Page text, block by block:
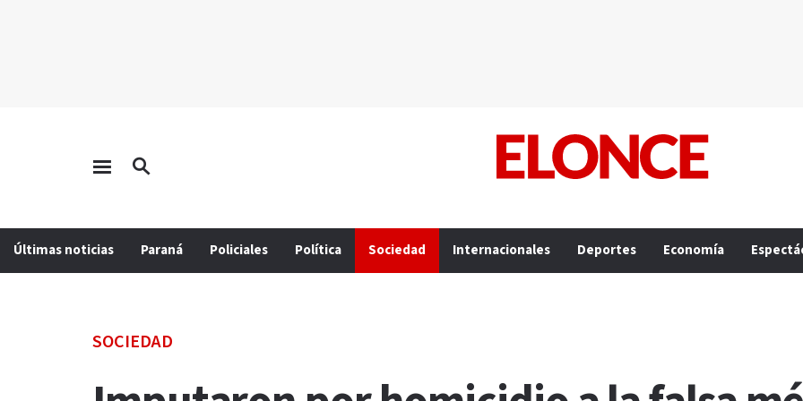
Últimas noticias Paraná Policiales Política Sociedad Internacionales Deportes Economía
SOCIEDAD